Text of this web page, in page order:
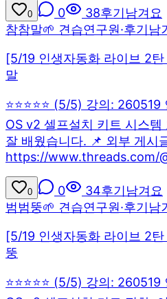
0 0 38후기남겨요
참참말🌱 견습연구원·후기남
[5/19 인생자동화 라이브
말
⭐⭐⭐⭐⭐ (5/5) 강의:
OS v2 셀프설치 키트 시스템
잘 배웠습니다. 📌 외부 게시
https://www.threads.com/
0 0 34후기남겨요
범범뚱🌱 견습연구원·후기남
[5/19 인생자동화 라이브
뚱
⭐⭐⭐⭐⭐ (5/5) 강의: